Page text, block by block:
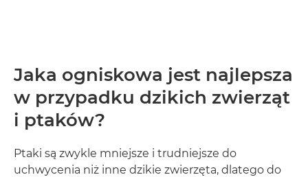
Jaka ogniskowa jest najlepsza
w przypadku dzikich zwierząt
i ptaków?
Ptaki są zwykle mniejsze i trudniejsze do
uchwycenia niż inne dzikie zwierzęta, dlatego do